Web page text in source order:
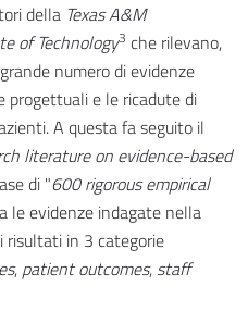
della Texas A&M
of Technology3 che rilevano,
numero di evidenze
progettuali e le ricadute di
A questa fa seguito il
literature on evidence-based
di "600 rigorous empirical
le evidenze indagate nella
risultati in 3 categorie
, patient outcomes, staff